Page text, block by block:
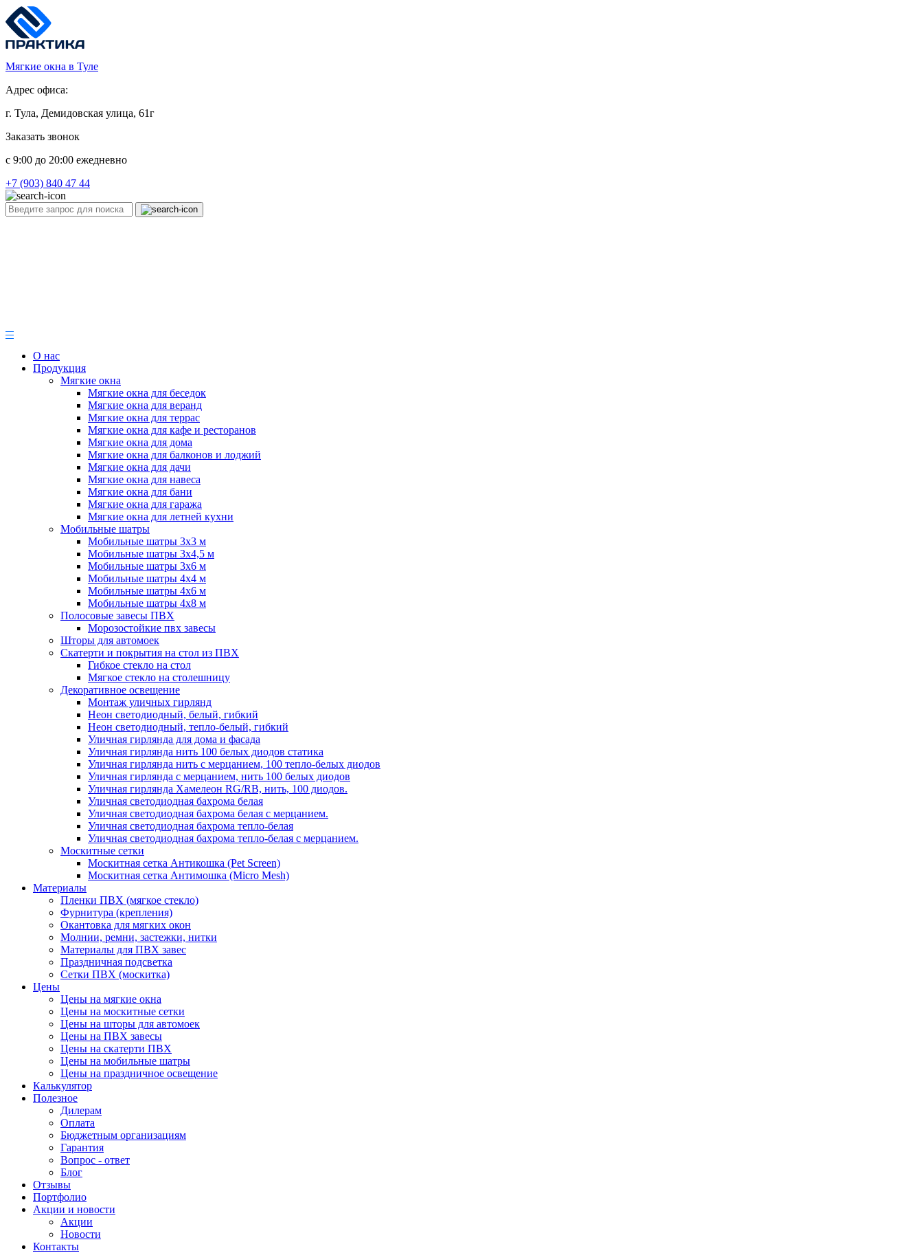
Мягкие окна в Туле
Адрес офиса:
г. Тула, Демидовская улица, 61г
Заказать звонок
c 9:00 до 20:00 ежедневно
+7 (903) 840 47 44
О нас
Продукция
Мягкие окна
Мягкие окна для беседок
Мягкие окна для веранд
Мягкие окна для террас
Мягкие окна для кафе и ресторанов
Мягкие окна для дома
Мягкие окна для балконов и лоджий
Мягкие окна для дачи
Мягкие окна для навеса
Мягкие окна для бани
Мягкие окна для гаража
Мягкие окна для летней кухни
Мобильные шатры
Мобильные шатры 3х3 м
Мобильные шатры 3х4,5 м
Мобильные шатры 3х6 м
Мобильные шатры 4х4 м
Мобильные шатры 4х6 м
Мобильные шатры 4х8 м
Полосовые завесы ПВХ
Морозостойкие пвх завесы
Шторы для автомоек
Скатерти и покрытия на стол из ПВХ
Гибкое стекло на стол
Мягкое стекло на столешницу
Декоративное освещение
Монтаж уличных гирлянд
Неон светодиодный, белый, гибкий
Неон светодиодный, тепло-белый, гибкий
Уличная гирлянда для дома и фасада
Уличная гирлянда нить 100 белых диодов статика
Уличная гирлянда нить с мерцанием, 100 тепло-белых диодов
Уличная гирлянда с мерцанием, нить 100 белых диодов
Уличная гирлянда Хамелеон RG/RB, нить, 100 диодов.
Уличная светодиодная бахрома белая
Уличная светодиодная бахрома белая с мерцанием.
Уличная светодиодная бахрома тепло-белая
Уличная светодиодная бахрома тепло-белая с мерцанием.
Москитные сетки
Москитная сетка Антикошка (Pet Screen)
Москитная сетка Антимошка (Micro Mesh)
Материалы
Пленки ПВХ (мягкое стекло)
Фурнитура (крепления)
Окантовка для мягких окон
Молнии, ремни, застежки, нитки
Материалы для ПВХ завес
Праздничная подсветка
Сетки ПВХ (москитка)
Цены
Цены на мягкие окна
Цены на москитные сетки
Цены на шторы для автомоек
Цены на ПВХ завесы
Цены на скатерти ПВХ
Цены на мобильные шатры
Цены на праздничное освещение
Калькулятор
Полезное
Дилерам
Оплата
Бюджетным организациям
Гарантия
Вопрос - ответ
Блог
Отзывы
Портфолио
Акции и новости
Акции
Новости
Контакты